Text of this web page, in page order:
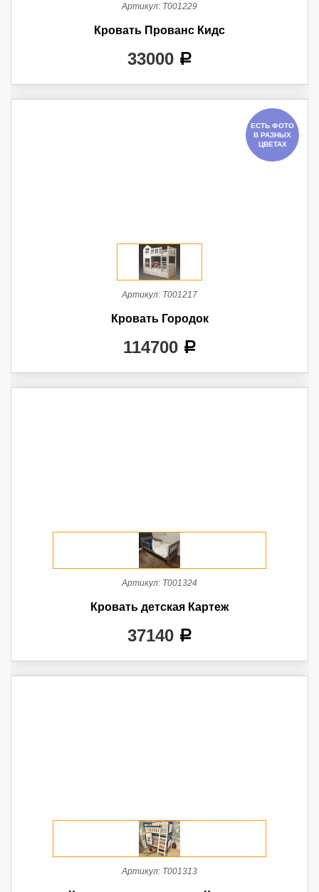
Артикул: Т001229
Кровать Прованс Кидс
33000 a
ЕСТЬ ФОТО
В РАЗНЫХ
ЦВЕТАХ
Артикул: Т001217
Кровать Городок
114700 a
Артикул: Т001324
Кровать детская Картеж
37140 a
Артикул: Т001313